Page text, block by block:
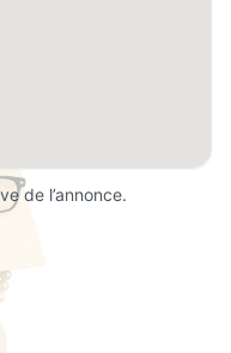
de l’annonce.